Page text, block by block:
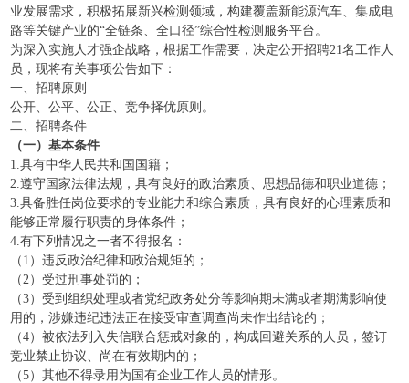
业发展需求，积极拓展新兴检测领域，构建覆盖新能源汽车、集成电
路等关键产业的“全链条、全口径”综合性检测服务平台。
为深入实施人才强企战略，根据工作需要，决定公开招聘21名工作人
员，现将有关事项公告如下：
一、招聘原则
公开、公平、公正、竞争择优原则。
二、招聘条件
（一）基本条件
1.具有中华人民共和国国籍；
2.遵守国家法律法规，具有良好的政治素质、思想品德和职业道德；
3.具备胜任岗位要求的专业能力和综合素质，具有良好的心理素质和
能够正常履行职责的身体条件；
4.有下列情况之一者不得报名：
（1）违反政治纪律和政治规矩的；
（2）受过刑事处罚的；
（3）受到组织处理或者党纪政务处分等影响期未满或者期满影响使
用的，涉嫌违纪违法正在接受审查调查尚未作出结论的；
（4）被依法列入失信联合惩戒对象的，构成回避关系的人员，签订
竞业禁止协议、尚在有效期内的；
（5）其他不得录用为国有企业工作人员的情形。